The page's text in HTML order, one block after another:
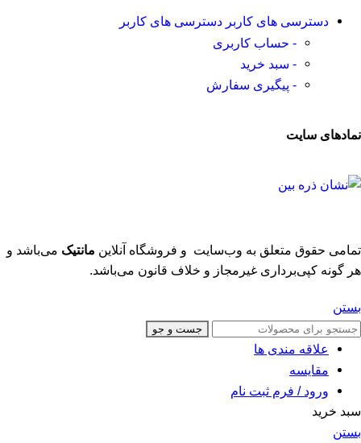
دسترسی های کاربر دسترسی های کاربر
- حساب کاربری
- سبد خرید
- پیگیری سفارش
نمادهای سایت
تمامی حقوق متعلق به وب‌سایت و فروشگاه‌ آنلاین مانتیک می‌باشد و
هر گونه کپی‌برداری غیرمجاز و خلاف قانون می‌باشد.
بستن
جست و جو
علاقه مندی ها
مقایسه
ورود / فرم ثبت نام
سبد خرید
بستن